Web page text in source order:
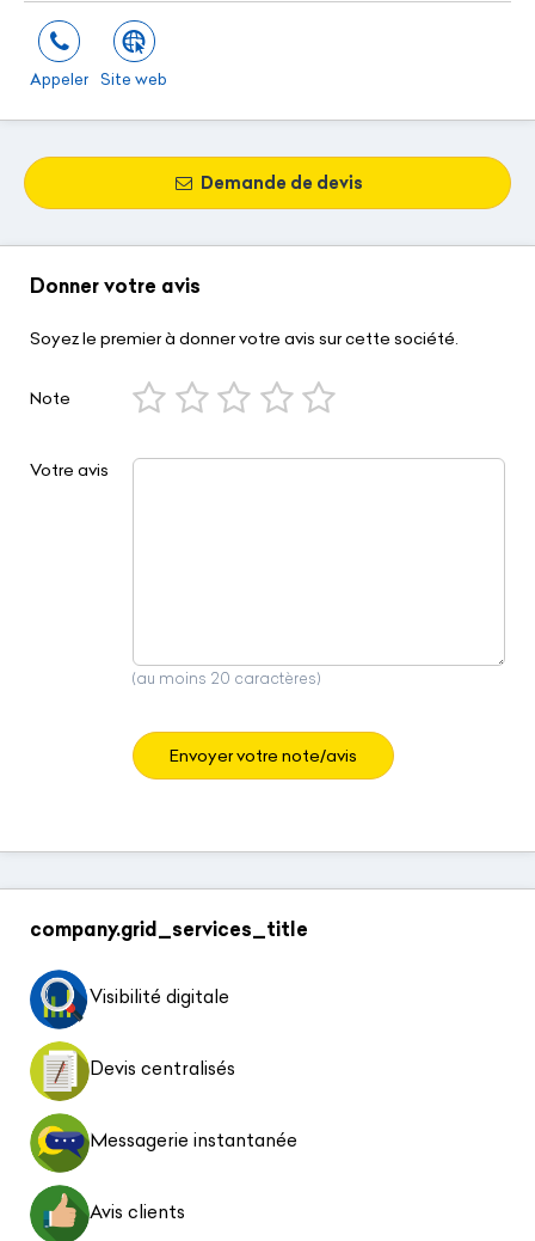
Appeler Site web
Demande de devis
Donner votre avis
Soyez le premier à donner votre avis sur cette société.
Note
Votre avis
(au moins 20 caractères)
Envoyer votre note/avis
company.grid_services_title
Visibilité digitale
Devis centralisés
Messagerie instantanée
Avis clients